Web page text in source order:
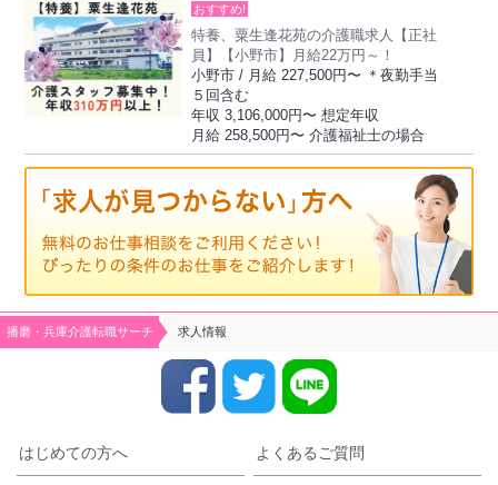
おすすめ!
特養、粟生逢花苑の介護職求人【正社
員】【小野市】月給22万円～！
小野市 / 月給 227,500円〜 ＊夜勤手当
５回含む
年収 3,106,000円〜 想定年収
月給 258,500円〜 介護福祉士の場合
播磨・兵庫介護転職サーチ 求人情報
はじめての方へ よくあるご質問